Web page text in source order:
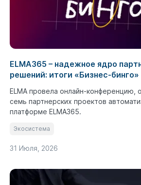
ELMA365 – надежное ядро
решений: итоги «Бизнес-бинго»
ELMA провела онлайн-конференцию,
семь партнерских проектов
платформе ELMA365.
Экосистема
31 Июля, 2026